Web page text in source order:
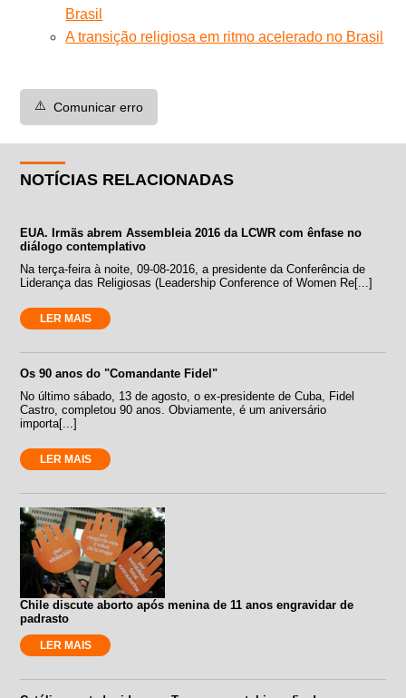
Brasil
A transição religiosa em ritmo acelerado no Brasil
⚠️ Comunicar erro
NOTÍCIAS RELACIONADAS
EUA. Irmãs abrem Assembleia 2016 da LCWR com ênfase no
diálogo contemplativo
Na terça-feira à noite, 09-08-2016, a presidente da Conferência de
Liderança das Religiosas (Leadership Conference of Women Re[...]
LER MAIS
Os 90 anos do "Comandante Fidel"
No último sábado, 13 de agosto, o ex-presidente de Cuba, Fidel
Castro, completou 90 anos. Obviamente, é um aniversário
importa[...]
LER MAIS
Chile discute aborto após menina de 11 anos engravidar de
padrasto
LER MAIS